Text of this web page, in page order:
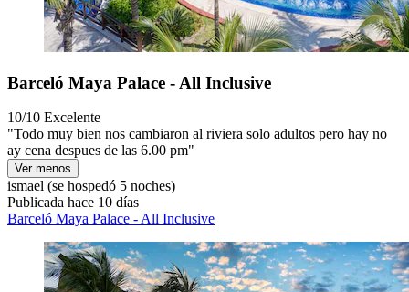
Barceló Maya Palace - All Inclusive
10/10 Excelente
"Todo muy bien nos cambiaron al riviera solo adultos pero hay no
ay cena despues de las 6.00 pm"
Ver menos
ismael (se hospedó 5 noches)
Publicada hace 10 días
Barceló Maya Palace - All Inclusive